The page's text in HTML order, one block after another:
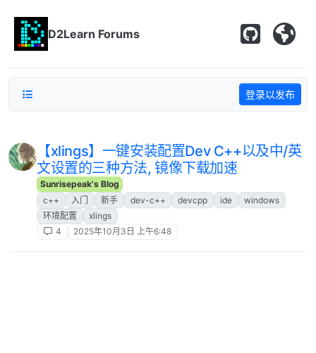
D2Learn Forums
登录以发布
【xlings】一键安装配置Dev C++以及中/英
文设置的三种方法, 镜像下载加速
Sunrisepeak's Blog
c++
入门 新手 dev-c++ devcpp ide
windows
环境配置
xlings
4
2025年10月3日 上午6:48